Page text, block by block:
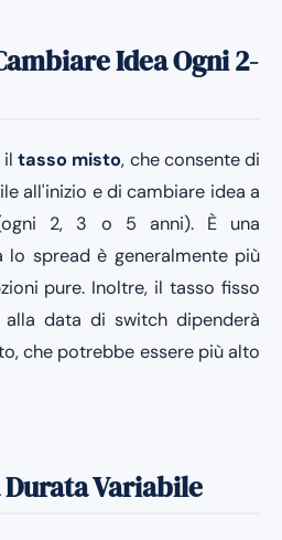
Idea Ogni 2-
il tasso misto, che consente di
all'inizio e di cambiare idea a
(ogni 2, 3 o 5 anni). È una
lo spread è generalmente più
pure. Inoltre, il tasso fisso
data di switch dipenderà
che potrebbe essere più alto
Variabile